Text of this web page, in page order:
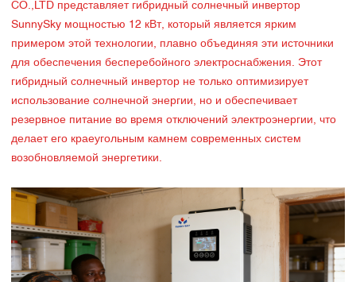
CO.,LTD представляет гибридный солнечный инвертор
SunnySky мощностью 12 кВт, который является ярким
примером этой технологии, плавно объединяя эти источники
для обеспечения бесперебойного электроснабжения. Этот
гибридный солнечный инвертор не только оптимизирует
использование солнечной энергии, но и обеспечивает
резервное питание во время отключений электроэнергии, что
делает его краеугольным камнем современных систем
возобновляемой энергетики.